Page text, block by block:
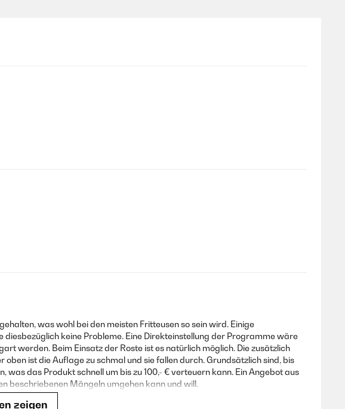
was wohl bei den meisten Fritteusen so sein wird. Einige
keine Probleme. Eine Direkteinstellung der Programme wäre
werden. Beim Einsatz der Roste ist es natürlich möglich. Die zusätzlich
ist die Auflage zu schmal und sie fallen durch. Grundsätzlich sind, bis
das Produkt schnell um bis zu 100,- € verteuern kann. Ein Angebot aus
beschriebenen Mängeln umgehen kann und will.
zeigen